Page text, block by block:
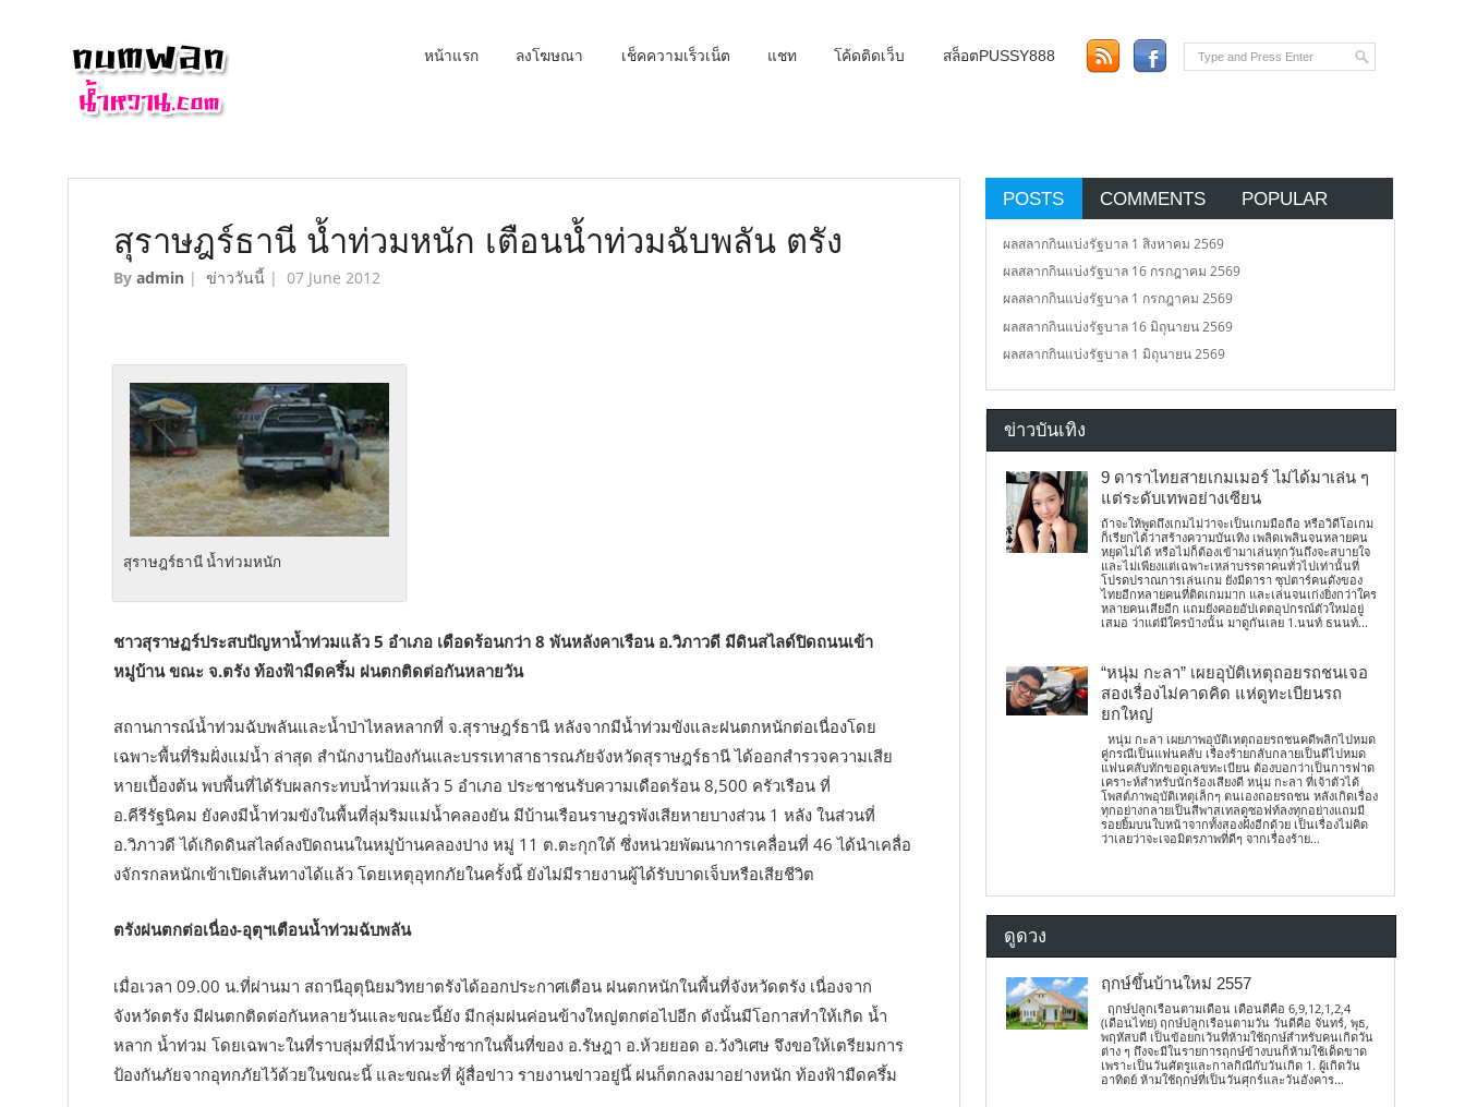
หน้าแรก ลงโฆษณา เช็คความเร็วเน็ต แชท โค้ดติดเว็บ สล็อตPUSSY888
สุราษฎร์ธานี น้ำท่วมหนัก เตือนน้ำท่วมฉับพลัน ตรัง
By admin| ข่าววันนี้| 07 June 2012
สุราษฎร์ธานี น้ำท่วมหนัก
ชาวสุราษฏร์ประสบปัญหาน้ำท่วมแล้ว 5 อำเภอ เดือดร้อนกว่า 8 พันหลังคาเรือน อ.วิภาวดี มีดินสไลด์ปิดถนนเข้า
หมู่บ้าน ขณะ จ.ตรัง ท้องฟ้ามืดครึ้ม ฝนตกติดต่อกันหลายวัน
สถานการณ์น้ำท่วมฉับพลันและน้ำป่าไหลหลากที่ จ.สุราษฎร์ธานี หลังจากมีน้ำท่วมขังและฝนตกหนักต่อเนื่องโดย
เฉพาะพื้นที่ริมฝั่งแม่น้ำ ล่าสุด สำนักงานป้องกันและบรรเทาสาธารณภัยจังหวัดสุราษฎร์ธานี ได้ออกสำรวจความเสีย
หายเบื้องต้น พบพื้นที่ได้รับผลกระทบน้ำท่วมแล้ว 5 อำเภอ ประชาชนรับความเดือดร้อน 8,500 ครัวเรือน ที่
อ.คีรีรัฐนิคม ยังคงมีน้ำท่วมขังในพื้นที่ลุ่มริมแม่น้ำคลองยัน มีบ้านเรือนราษฎรพังเสียหายบางส่วน 1 หลัง ในส่วนที่
อ.วิภาวดี ได้เกิดดินสไลด์ลงปิดถนนในหมู่บ้านคลองปาง หมู่ 11 ต.ตะกุกใต้ ซึ่งหน่วยพัฒนาการเคลื่อนที่ 46 ได้นำเคลื่อ
งจักรกลหนักเข้าเปิดเส้นทางได้แล้ว โดยเหตุอุทกภัยในครั้งนี้ ยังไม่มีรายงานผู้ได้รับบาดเจ็บหรือเสียชีวิต
ตรังฝนตกต่อเนื่อง-อุตุฯเตือนน้ำท่วมฉับพลัน
เมื่อเวลา 09.00 น.ที่ผ่านมา สถานีอุตุนิยมวิทยาตรังได้ออกประกาศเตือน ฝนตกหนักในพื้นที่จังหวัดตรัง เนื่องจาก
จังหวัดตรัง มีฝนตกติดต่อกันหลายวันและขณะนี้ยัง มีกลุ่มฝนค่อนข้างใหญ่ตกต่อไปอีก ดังนั้นมีโอกาสทำให้เกิด น้ำ
หลาก น้ำท่วม โดยเฉพาะในที่ราบลุ่มที่มีน้ำท่วมซ้ำซากในพื้นที่ของ อ.รัษฎา อ.ห้วยยอด อ.วังวิเศษ จึงขอให้เตรียมการ
ป้องกันภัยจากอุทกภัยไว้ด้วยในขณะนี้ และขณะที่ ผู้สื่อข่าว รายงานข่าวอยู่นี้ ฝนก็ตกลงมาอย่างหนัก ท้องฟ้ามืดครึ้ม
POSTS COMMENTS POPULAR
ผลสลากกินแบ่งรัฐบาล 1 สิงหาคม 2569
ผลสลากกินแบ่งรัฐบาล 16 กรกฎาคม 2569
ผลสลากกินแบ่งรัฐบาล 1 กรกฎาคม 2569
ผลสลากกินแบ่งรัฐบาล 16 มิถุนายน 2569
ผลสลากกินแบ่งรัฐบาล 1 มิถุนายน 2569
ข่าวบันเทิง
9 ดาราไทยสายเกมเมอร์ ไม่ได้มาเล่น ๆ
แต่ระดับเทพอย่างเซียน
ถ้าจะให้พูดถึงเกมไม่ว่าจะเป็นเกมมือถือ หรือวิดีโอเกม
ก็เรียกได้ว่าสร้างความบันเทิง เพลิดเพลินจนหลายคน
หยุดไม่ได้ หรือไม่ก็ต้องเข้ามาเล่นทุกวันถึงจะสบายใจ
และไม่เพียงแต่เฉพาะเหล่าบรรดาคนทั่วไปเท่านั้นที่
โปรดปราณการเล่นเกม ยังมีดารา ซุปตาร์คนดังของ
ไทยอีกหลายคนที่ติดเกมมาก และเล่นจนเก่งยิ่งกว่าใคร
หลายคนเสียอีก แถมยังคอยอัปเดตอุปกรณ์ตัวใหม่อยู่
เสมอ ว่าแต่มีใครบ้างนั้น มาดูกันเลย 1.นนท์ ธนนท์...
“หนุ่ม กะลา” เผยอุบัติเหตุถอยรถชนเจอ
สองเรื่องไม่คาดคิด แห่ดูทะเบียนรถ
ยกใหญ่
หนุ่ม กะลา เผยภาพอุบัติเหตุถอยรถชนคดีพลิกไปหมด
คู่กรณีเป็นแฟนคลับ เรื่องร้ายกลับกลายเป็นดีไปหมด
แฟนคลับทักขอดูเลขทะเบียน ต้องบอกว่าเป็นการฟาด
เคราะห์สำหรับนักร้องเสียงดี หนุ่ม กะลา ที่เจ้าตัวได้
โพสต์ภาพอุบัติเหตุเล็กๆ ตนเองถอยรถชน หลังเกิดเรื่อง
ทุกอย่างกลายเป็นสีพาสเทลดูซอฟท์ลงทุกอย่างแถมมี
รอยยิ้มบนใบหน้าจากทั้งสองฝั่งอีกด้วย เป็นเรื่องไม่คิด
ว่าเลยว่าจะเจอมิตรภาพที่ดีๆ จากเรื่องร้าย...
ดูดวง
ฤกษ์ขึ้นบ้านใหม่ 2557
ฤกษ์ปลูกเรือนตามเดือน เดือนดีคือ 6,9,12,1,2,4
(เดือนไทย) ฤกษ์ปลูกเรือนตามวัน วันดีคือ จันทร์, พุธ,
พฤหัสบดี เป็นข้อยกเว้นที่ห้ามใช้ฤกษ์สำหรับคนเกิดวัน
ต่าง ๆ ถึงจะมีในรายการฤกษ์ข้างบนก็ห้ามใช้เด็ดขาด
เพราะเป็นวันศัตรูและกาลกิณีกับวันเกิด 1. ผู้เกิดวัน
อาทิตย์ ห้ามใช้ฤกษ์ที่เป็นวันศุกร์และวันอังคาร...